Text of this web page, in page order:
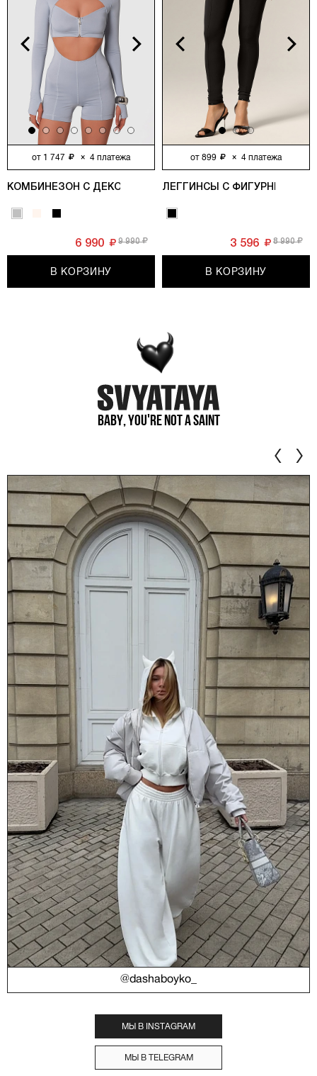
Next
от 1 747 × 4 платежа
КОМБИНЕЗОН С ДЕКОРАТИВНЫМИ МОЛНИЯМИ, СЕРЫЙ
9 990
6 990
В КОРЗИНУ
Previous Next
от 899 × 4 платежа
ЛЕГГИНСЫ С ФИГУРНЫМИ
8 990
3 596
В КОРЗИНУ
Baby, you're not a saint
@dashaboyko_
МЫ В INSTAGRAM
МЫ В TELEGRAM